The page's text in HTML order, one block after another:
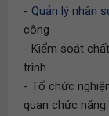
- Quản lý nhân
công
- Kiểm soát
trình
- Tổ chức
quan chức năng.